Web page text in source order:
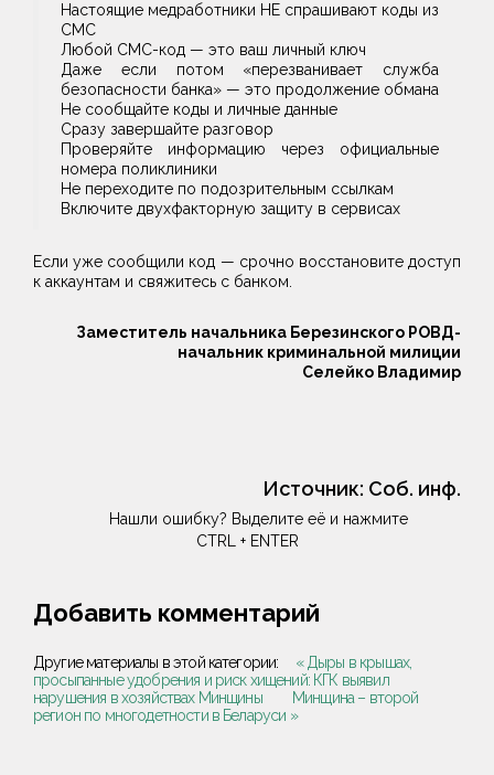
Настоящие медработники НЕ спрашивают коды из
СМС
Любой СМС-код — это ваш личный ключ
Даже если потом «перезванивает служба
безопасности банка» — это продолжение обмана
Не сообщайте коды и личные данные
Сразу завершайте разговор
Проверяйте информацию через официальные
номера поликлиники
Не переходите по подозрительным ссылкам
Включите двухфакторную защиту в сервисах
Если уже сообщили код — срочно восстановите доступ
к аккаунтам и свяжитесь с банком.
Заместитель начальника Березинского РОВД-
начальник криминальной милиции
Селейко Владимир
Источник: Соб. инф.
Нашли ошибку? Выделите её и нажмите
CTRL + ENTER
Добавить комментарий
Другие материалы в этой категории:
« Дыры в крышах,
просыпанные удобрения и риск хищений: КГК выявил
нарушения в хозяйствах Минщины
Минщина – второй
регион по многодетности в Беларуси »